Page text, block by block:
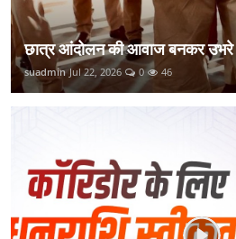
छात्र आंदोलन की आवाज बनकर उभरे
suadmin Jul 22, 2026 0 46